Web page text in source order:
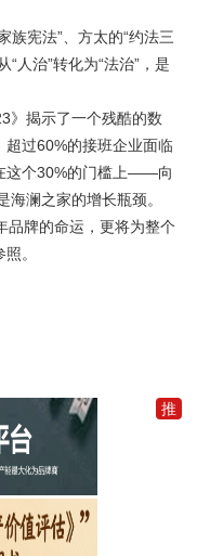
宪法”、方太的“约法三
人治”转化为“法治”，是
揭示了一个残酷的数
过60%的接班企业面临
这个30%的门槛上——向
澜之家的增长瓶颈。
品牌的命运，更将为整个
。
推